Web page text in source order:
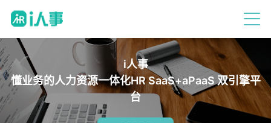
i人事
懂业务的人力资源一体化HR SaaS+aPaaS 双引擎平
台